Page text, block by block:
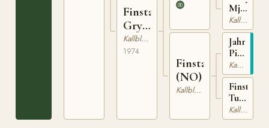
Finstad
Gry
(NO)
Kallblodig Travare
1974
NT 50
Finstadpila
(NO)
Kallblodig Travare
Mjölner
(NO)
T-
951
Kallblodig Travare
Jahn
Piril
(NO)
N
1932
Kallblodig Travare
Finstad
Turi
(NO)
T-
Kallblodig Travare